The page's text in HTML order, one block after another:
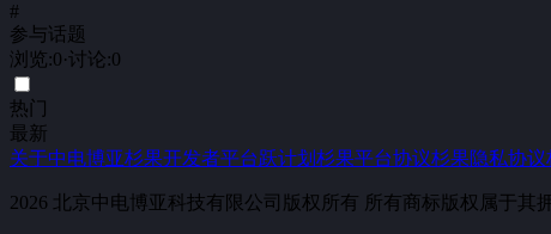
#
参与话题
浏览:0·讨论:0
热门
最新
关于中电博亚杉果开发者平台跃计划 杉果平台协议杉果隐私协议
2026 北京中电博亚科技有限公司版权所有 所有商标版权属于其